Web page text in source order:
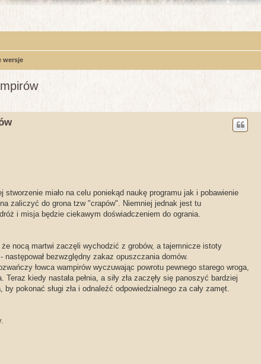
wersje
miało na celu poniekąd naukę programu jak i pobawienie
zaliczyć do grona tzw "crapów". Niemniej jednak jest tu
i misja będzie ciekawym doświadczeniem do ogrania.
nocą martwi zaczęli wychodzić z grobów, a tajemnicze istoty
bezwzględny zakaz opuszczania domów.
łowca wampirów wyczuwając powrotu pewnego starego wroga,
kiedy nastała pełnia, a siły zła zaczęły się panoszyć bardziej
pokonać sługi zła i odnaleźć odpowiedzialnego za cały zamęt.